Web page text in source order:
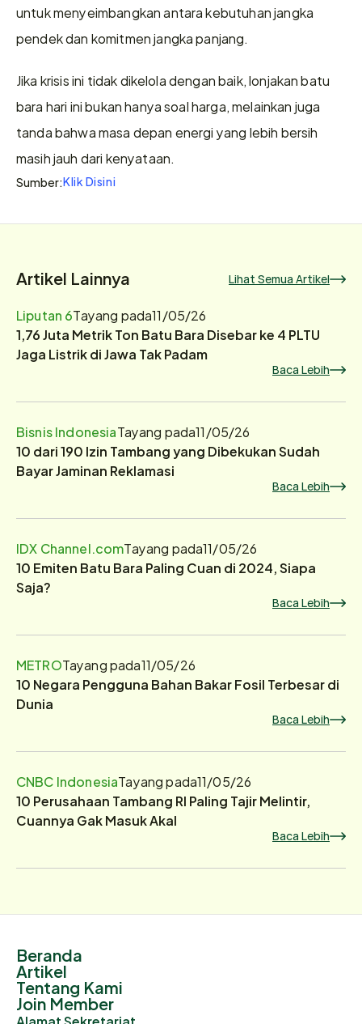
untuk menyeimbangkan antara kebutuhan jangka
pendek dan komitmen jangka panjang.
Jika krisis ini tidak dikelola dengan baik, lonjakan batu
bara hari ini bukan hanya soal harga, melainkan juga
tanda bahwa masa depan energi yang lebih bersih
masih jauh dari kenyataan.
Sumber:Klik Disini
Artikel Lainnya Lihat Semua Artikel
Liputan 6Tayang pada11/05/26
1,76 Juta Metrik Ton Batu Bara Disebar ke 4 PLTU
Jaga Listrik di Jawa Tak Padam
Baca Lebih
Bisnis IndonesiaTayang pada11/05/26
10 dari 190 Izin Tambang yang Dibekukan Sudah
Bayar Jaminan Reklamasi
Baca Lebih
IDX Channel.comTayang pada11/05/26
10 Emiten Batu Bara Paling Cuan di 2024, Siapa
Saja?
Baca Lebih
METROTayang pada11/05/26
10 Negara Pengguna Bahan Bakar Fosil Terbesar di
Dunia
Baca Lebih
CNBC IndonesiaTayang pada11/05/26
10 Perusahaan Tambang RI Paling Tajir Melintir,
Cuannya Gak Masuk Akal
Baca Lebih
Beranda
Artikel
Tentang Kami
Join Member